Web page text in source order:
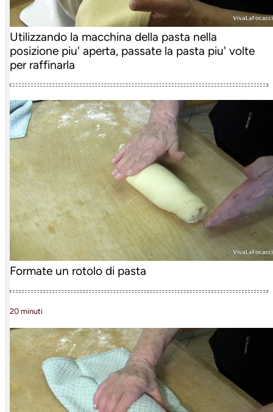
Utilizzando la macchina della pasta nella
posizione piu' aperta, passate la pasta piu' volte
per raffinarla
Formate un rotolo di pasta
20 minuti